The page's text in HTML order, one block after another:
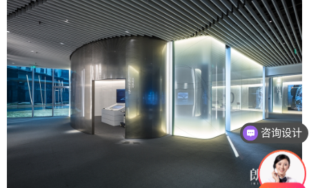
咨询设计